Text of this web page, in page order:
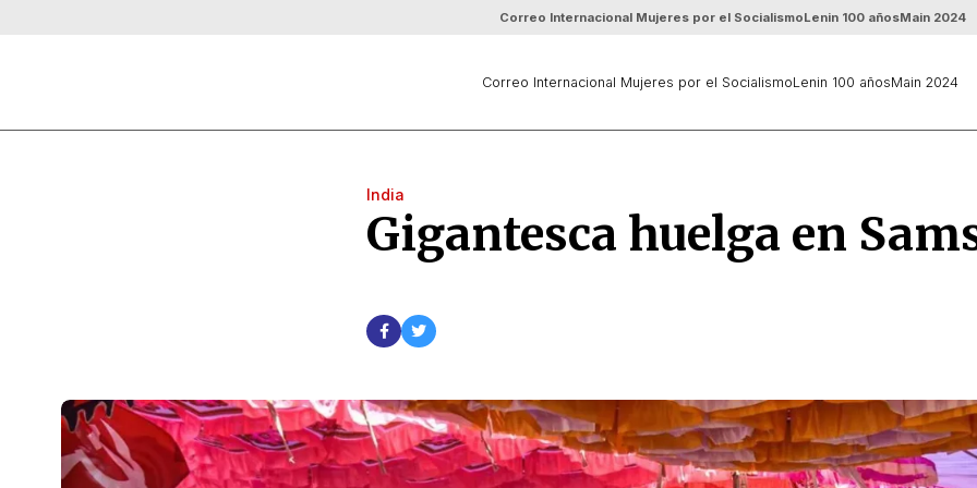
Correo Internacional Mujeres por el SocialismoLenin 100 añosMain 2024
Correo Internacional Mujeres por el SocialismoLenin 100 añosMain 2024
India
Gigantesca huelga en